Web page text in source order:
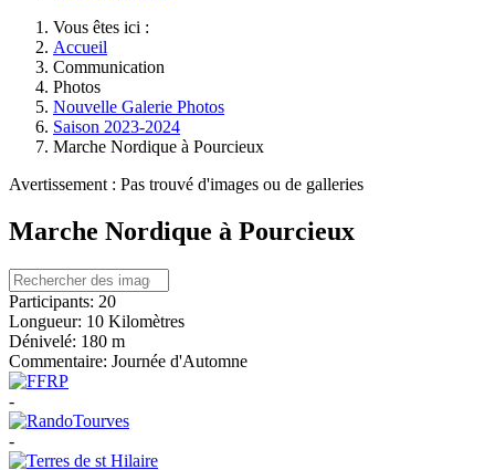
Vous êtes ici :
Accueil
Communication
Photos
Nouvelle Galerie Photos
Saison 2023-2024
Marche Nordique à Pourcieux
Avertissement : Pas trouvé d'images ou de galleries
Marche Nordique à Pourcieux
Participants: 20
Longueur: 10 Kilomètres
Dénivelé: 180 m
Commentaire: Journée d'Automne
-
-